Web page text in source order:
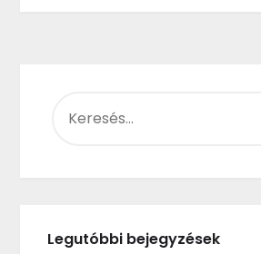
Legutóbbi bejegyzések